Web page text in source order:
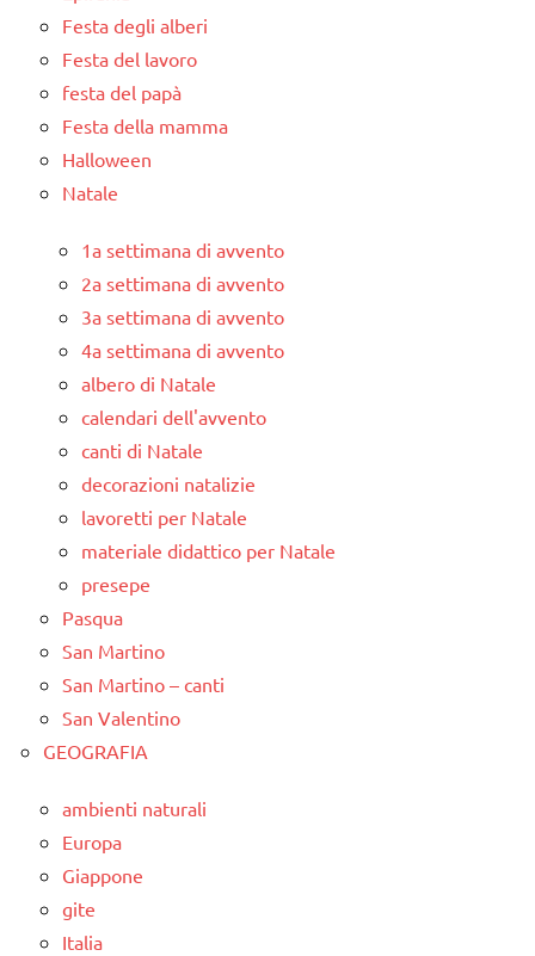
Festa degli alberi
Festa del lavoro
festa del papà
Festa della mamma
Halloween
Natale
1a settimana di avvento
2a settimana di avvento
3a settimana di avvento
4a settimana di avvento
albero di Natale
calendari dell'avvento
canti di Natale
decorazioni natalizie
lavoretti per Natale
materiale didattico per Natale
presepe
Pasqua
San Martino
San Martino – canti
San Valentino
GEOGRAFIA
ambienti naturali
Europa
Giappone
gite
Italia